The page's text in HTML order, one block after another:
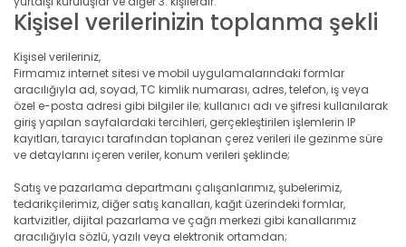
Kişisel verilerinizin toplanma şekli
Kişisel verileriniz,
Firmamız internet sitesi ve mobil uygulamalarındaki formlar
aracılığıyla ad, soyad, TC kimlik numarası, adres, telefon, iş veya
özel e-posta adresi gibi bilgiler ile; kullanıcı adı ve şifresi kullanılarak
giriş yapılan sayfalardaki tercihleri, gerçekleştirilen işlemlerin IP
kayıtları, tarayıcı tarafından toplanan çerez verileri ile gezinme süre
ve detaylarını içeren veriler, konum verileri şeklinde;
Satış ve pazarlama departmanı çalışanlarımız, şubelerimiz,
tedarikçilerimiz, diğer satış kanalları, kağıt üzerindeki formlar,
kartvizitler, dijital pazarlama ve çağrı merkezi gibi kanallarımız
aracılığıyla sözlü, yazılı veya elektronik ortamdan;